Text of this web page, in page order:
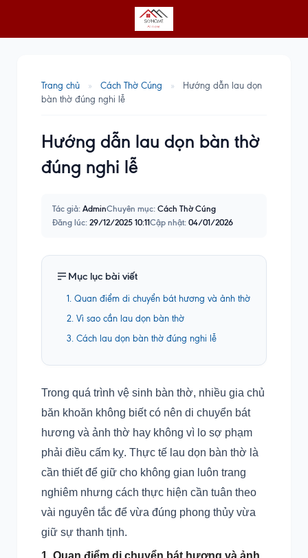
Trang chủ » Cách Thờ Cúng »
Hướng dẫn lau dọn
bàn thờ đúng nghi lễ
Hướng dẫn lau dọn bàn thờ
đúng nghi lễ
Tác giả: AdminChuyên mục: Cách Thờ Cúng
Đăng lúc: 29/12/2025 10:11Cập nhật: 04/01/2026
Mục lục bài viết
1. Quan điểm di chuyển bát hương và ảnh thờ
2. Vì sao cần lau dọn bàn thờ
3. Cách lau dọn bàn thờ đúng nghi lễ
Trong quá trình vệ sinh bàn thờ, nhiều gia chủ
băn khoăn không biết có nên di chuyển bát
hương và ảnh thờ hay không vì lo sợ phạm
phải điều cấm kỵ. Thực tế lau dọn bàn thờ là
cần thiết để giữ cho không gian luôn trang
nghiêm nhưng cách thực hiện cần tuân theo
vài nguyên tắc để vừa đúng phong thủy vừa
giữ sự thanh tịnh.
1. Quan điểm di chuyển bát hương và ảnh